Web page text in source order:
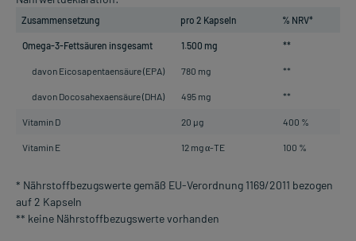
Zusammensetzung pro 2 Kapseln % NRV*
Omega-3-Fettsäuren insgesamt 1.500 mg **
davon Eicosapentaensäure (EPA) 780 mg **
davon Docosahexaensäure (DHA) 495 mg **
Vitamin D 20 µg 400 %
Vitamin E 12 mg α-TE 100 %
* Nährstoffbezugswerte gemäß EU-Verordnung 1169/2011 bezogen
auf 2 Kapseln
** keine Nährstoffbezugswerte vorhanden